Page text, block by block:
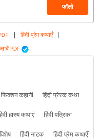
फॉलो
| हिंदी प्रेम कथाएँ |
PDF
फिक्शन कहानी
हिंदी प्रेरक कथा
हास्य कथाएं
हिंदी पत्रिका
हिंदी नाटक हिंदी प्रेम कथाएँ